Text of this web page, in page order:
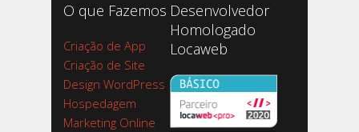
O que Fazemos
Criação de App
Criação de Site
Design WordPress
Hospedagem
Marketing Online
Desenvolvedor
Homologado
Locaweb